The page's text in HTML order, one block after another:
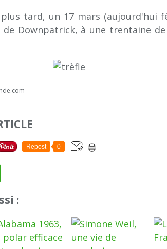
tard, un 17 mars (aujourd'hui
de Downpatrick, à une trentaine
Repost 0
: